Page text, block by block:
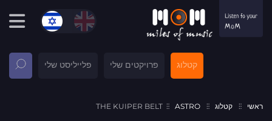
קטלוג פרויקטים שלי פלייליסט שלי
ראשי קטלוג ASTRO
THE KUIPER BELT